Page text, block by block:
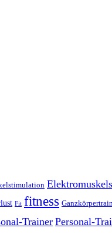
Fit fitness
Trainer Personal-